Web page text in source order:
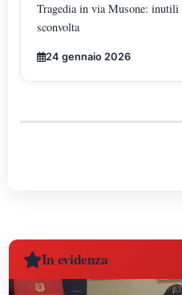
Tragedia in via Musone:
sconvolta
24 gennaio 2026
In evidenza